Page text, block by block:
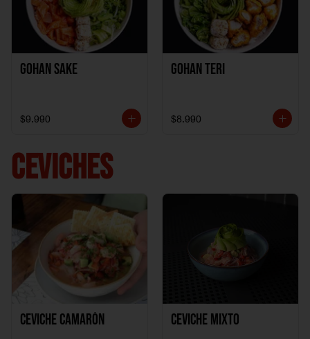
Gohan Sake
$9.990
Gohan Teri
$8.990
CEVICHES
Ceviche Camarón Ceviche Mixto